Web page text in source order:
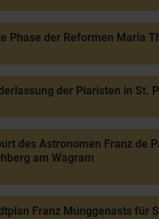
Phase der Reformen Maria
der Piaristen in St.
des Astronomen Franz de
am Wagram
Franz Munggenasts für